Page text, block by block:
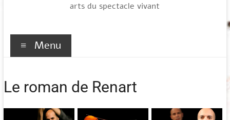
arts du spectacle vivant
Menu
Le roman de Renart